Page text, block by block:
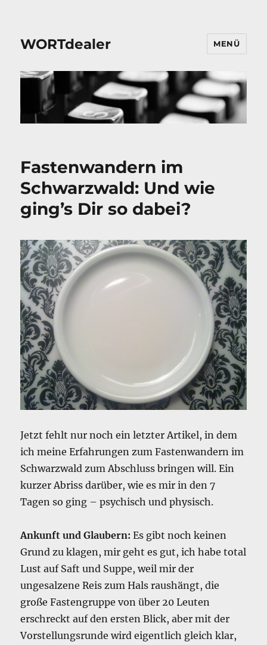
WORTdealer MENÜ
Fastenwandern im
Schwarzwald: Und wie
ging’s Dir so dabei?
Jetzt fehlt nur noch ein letzter Artikel, in dem
ich meine Erfahrungen zum Fastenwandern im
Schwarzwald zum Abschluss bringen will. Ein
kurzer Abriss darüber, wie es mir in den 7
Tagen so ging – psychisch und physisch.
Ankunft und Glaubern: Es gibt noch keinen
Grund zu klagen, mir geht es gut, ich habe total
Lust auf Saft und Suppe, weil mir der
ungesalzene Reis zum Hals raushängt, die
große Fastengruppe von über 20 Leuten
erschreckt auf den ersten Blick, aber mit der
Vorstellungsrunde wird eigentlich gleich klar,